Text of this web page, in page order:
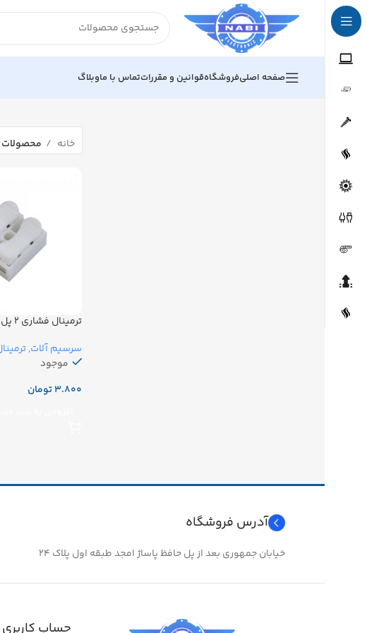
صفحه اصلیفروشگاهقوانین و مقرراتتماس با ماوبلاگ
خانه محصولات
ترمینال فشاری ۲ پل
سرسیم آلات,
موجود
تومان
آدرس فروشگاه
خیابان جمهوری بعد از پل حافظ پاساژ امجد طبقه اول پلاک ۲۴
حساب کاربری